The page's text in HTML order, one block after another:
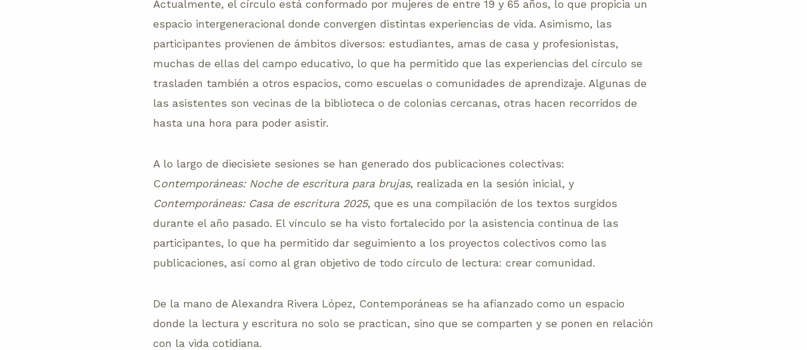
Actualmente, el círculo está conformado por mujeres de entre 19 y 65 años, lo que propicia un
espacio intergeneracional donde convergen distintas experiencias de vida. Asimismo, las
participantes provienen de ámbitos diversos: estudiantes, amas de casa y profesionistas,
muchas de ellas del campo educativo, lo que ha permitido que las experiencias del círculo se
trasladen también a otros espacios, como escuelas o comunidades de aprendizaje. Algunas de
las asistentes son vecinas de la biblioteca o de colonias cercanas, otras hacen recorridos de
hasta una hora para poder asistir.
A lo largo de diecisiete sesiones se han generado dos publicaciones colectivas:
Contemporáneas: Noche de escritura para brujas, realizada en la sesión inicial, y
Contemporáneas: Casa de escritura 2025, que es una compilación de los textos surgidos
durante el año pasado. El vínculo se ha visto fortalecido por la asistencia continua de las
participantes, lo que ha permitido dar seguimiento a los proyectos colectivos como las
publicaciones, así como al gran objetivo de todo círculo de lectura: crear comunidad.
De la mano de Alexandra Rivera López, Contemporáneas se ha afianzado como un espacio
donde la lectura y escritura no solo se practican, sino que se comparten y se ponen en relación
con la vida cotidiana.